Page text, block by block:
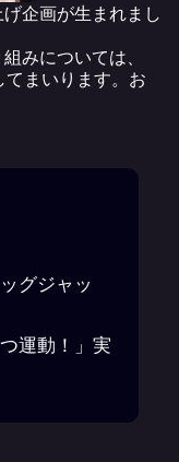
企画が生まれまし
みについては、
てまいります。お
グジャッ
運動！」実